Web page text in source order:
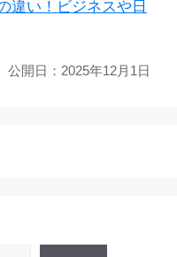
違い！ビジネスや日
公開日： 2025年12月1日